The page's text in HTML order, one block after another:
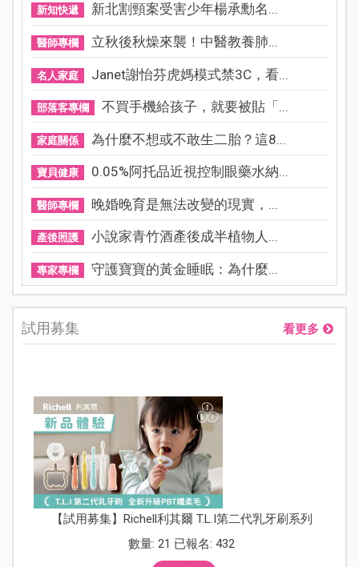
新知快遞 新北割頸案受害少年楊承勳名...
醫師專欄 立秋後秋燥來襲！中醫教養肺...
名人家庭 Janet謝怡芬虎媽模式禁3C，看...
部落客專欄 不買手機給孩子，就要被貼「...
家庭關係 為什麼不想或不敢生二胎？這8...
寶貝健康 0.05%阿托品近視控制眼藥水納...
醫師專欄 晚婚晚育是無法改變的現實，...
產後照護 小說家青竹酒產後成半植物人...
專家專欄 守護寶寶的黃金睡眠：為什麼...
試用募集 看更多
【試用募集】Richell利其爾 T.L.I第二代乳牙刷系列
數量: 21 已報名: 432